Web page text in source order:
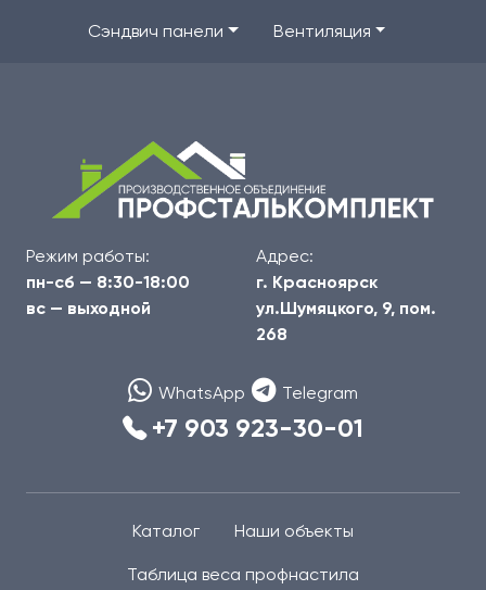
Сэндвич панели Вентиляция
Режим работы:
пн-сб — 8:30-18:00
вс — выходной
Адрес:
г. Красноярск
ул.Шумяцкого, 9, пом.
268
WhatsApp Telegram
+7 903 923-30-01
Каталог Наши объекты
Таблица веса профнастила